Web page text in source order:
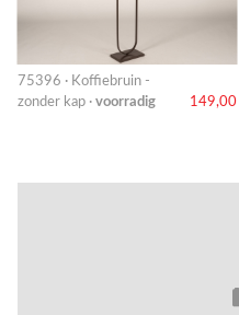
75396 · Koffiebruin -
zonder kap · voorradig 149,00